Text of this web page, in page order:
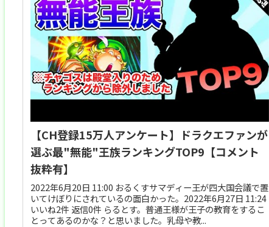
【CH登録15万人アンケート】ドラクエファンが
選ぶ最"無能"王族ランキングTOP9【コメント
抜粋有】
2022年6月20日 11:00 おるくすサマディー王が四大国会議で置
いてけぼりにされているの面白かった。2022年6月27日 11:24
いいね2件 返信0件 らるとす。普通王様が王子の教育をするこ
とってあるのかな？と思いました。乳母や教...